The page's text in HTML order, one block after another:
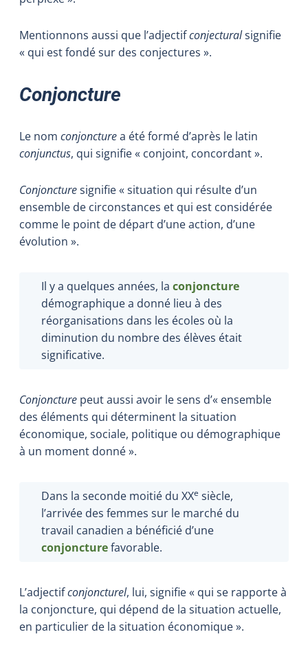
Mentionnons aussi que l’adjectifconjecturalsignifie
« qui est fondé sur des conjectures ».
Conjoncture
Le nom conjoncturea été formé d’après le latin
conjunctus, qui signifie « conjoint, concordant ».
Conjoncturesignifie « situation qui résulte d’un
ensemble de circonstances et qui est considérée
comme le point de départ d’une action, d’une
évolution ».
Il y a quelques années, la conjoncture
démographique a donné lieu à des
réorganisations dans les écoles où la
diminution du nombre des élèves était
significative.
Conjoncture peut aussi avoir le sens d’« ensemble
des éléments qui déterminent la situation
économique, sociale, politique ou démographique
à un moment donné ».
Dans la seconde moitié du XXe siècle,
l’arrivée des femmes sur le marché du
travail canadien a bénéficié d’une
conjoncturefavorable.
L’adjectifconjoncturel, lui, signifie « qui se rapporte à
la conjoncture, qui dépend de la situation actuelle,
en particulier de la situation économique ».